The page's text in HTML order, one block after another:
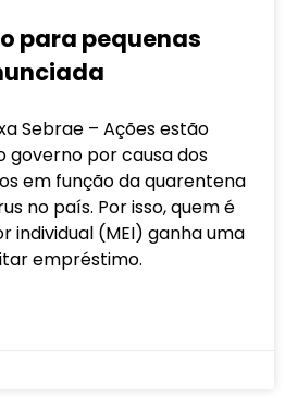
para pequenas
Sebrae – Ações estão
governo por causa dos
em função da quarentena
no país. Por isso, quem é
individual (MEI) ganha uma
empréstimo.